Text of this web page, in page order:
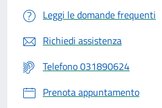
Leggi le domande frequenti
Richiedi assistenza
Telefono 031890624
Prenota appuntamento